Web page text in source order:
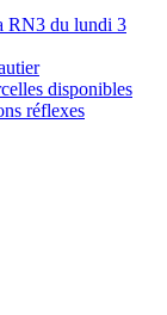
RN3 du lundi 3
disponibles
réflexes